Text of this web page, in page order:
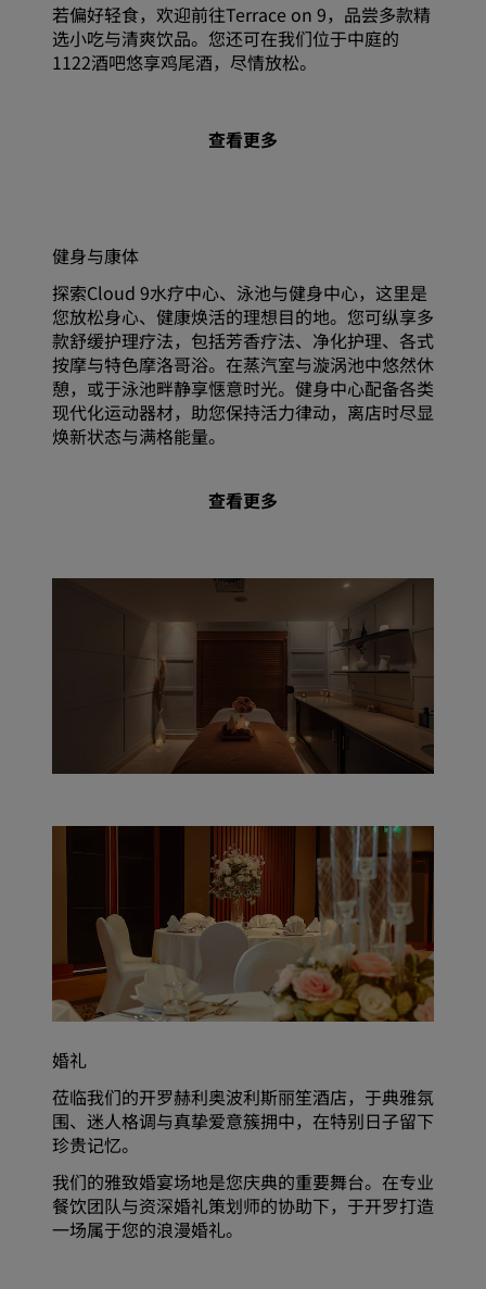
若偏好轻食，欢迎前往Terrace on 9，品尝多款精
选小吃与清爽饮品。您还可在我们位于中庭的
1122酒吧悠享鸡尾酒，尽情放松。
查看更多
健身与康体
探索Cloud 9水疗中心、泳池与健身中心，这里是
您放松身心、健康焕活的理想目的地。您可纵享多
款舒缓护理疗法，包括芳香疗法、净化护理、各式
按摩与特色摩洛哥浴。在蒸汽室与漩涡池中悠然休
憩，或于泳池畔静享惬意时光。健身中心配备各类
现代化运动器材，助您保持活力律动，离店时尽显
焕新状态与满格能量。
查看更多
婚礼
莅临我们的开罗赫利奥波利斯丽笙酒店，于典雅氛
围、迷人格调与真挚爱意簇拥中，在特别日子留下
珍贵记忆。
我们的雅致婚宴场地是您庆典的重要舞台。在专业
餐饮团队与资深婚礼策划师的协助下，于开罗打造
一场属于您的浪漫婚礼。